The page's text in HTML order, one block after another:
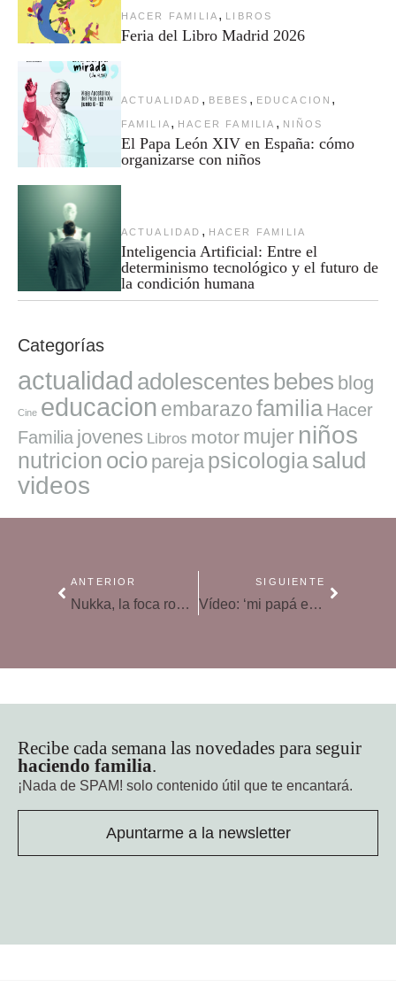
HACER FAMILIA , LIBROS
Feria del Libro Madrid 2026
ACTUALIDAD , BEBES , EDUCACION ,
FAMILIA , HACER FAMILIA , NIÑOS
El Papa León XIV en España: cómo
organizarse con niños
ACTUALIDAD , HACER FAMILIA
Inteligencia Artificial: Entre el
determinismo tecnológico y el futuro de
la condición humana
Categorías
actualidad adolescentes bebes blog
Cine educacion embarazofamilia Hacer
Familia jovenes Libros motor mujer niños
nutricion ocio pareja psicologiasalud
videos
ANTERIOR
Nukka, la foca robótica que ayuda a niños con autismo
SIGUIENTE
Vídeo: ‘mi papá es conductor de tren’
Recibe cada semana las novedades para seguir
haciendo familia.
¡Nada de SPAM! solo contenido útil que te encantará.
Apuntarme a la newsletter